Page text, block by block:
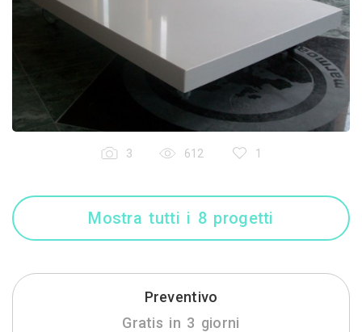
3 612 1
Mostra tutti i 8 progetti
Preventivo
Gratis in 3 giorni